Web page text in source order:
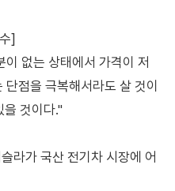
]
없는 상태에서 가격이 저
점을 극복해서라도 살 것이
을 것이다."
라가 국산 전기차 시장에 어